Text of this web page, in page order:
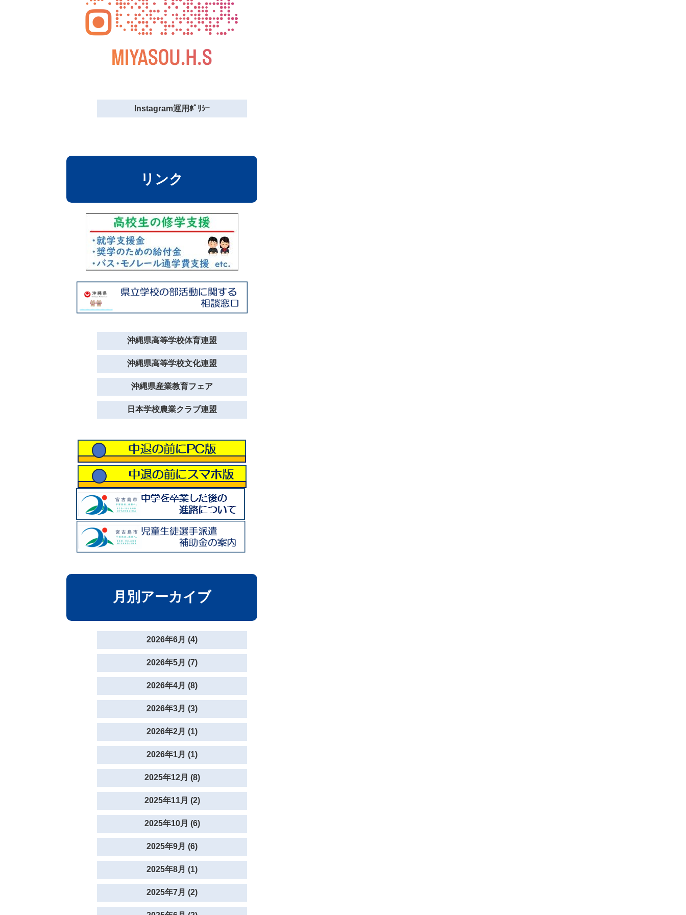
Instagram運用ﾎﾟﾘｼｰ
リンク
沖縄県高等学校体育連盟
沖縄県高等学校文化連盟
沖縄県産業教育フェア
日本学校農業クラブ連盟
月別アーカイブ
2026年6月 (4)
2026年5月 (7)
2026年4月 (8)
2026年3月 (3)
2026年2月 (1)
2026年1月 (1)
2025年12月 (8)
2025年11月 (2)
2025年10月 (6)
2025年9月 (6)
2025年8月 (1)
2025年7月 (2)